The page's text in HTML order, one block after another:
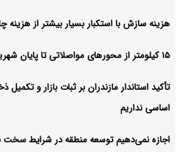
هزینه سازش با استکبار بسیار بیشتر از
۱۵ کیلومتر از محورهای مواصلاتی تا پایان شهریور بهسازی می‌شود
تأکید استاندار مازندران بر ثبات بازار و تکمیل
اساسی نداریم
اجازه نمی‌دهیم توسعه منطقه در شرایط